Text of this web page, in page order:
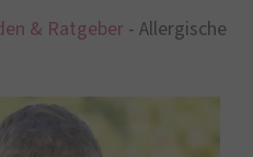
& Ratgeber- Allergische